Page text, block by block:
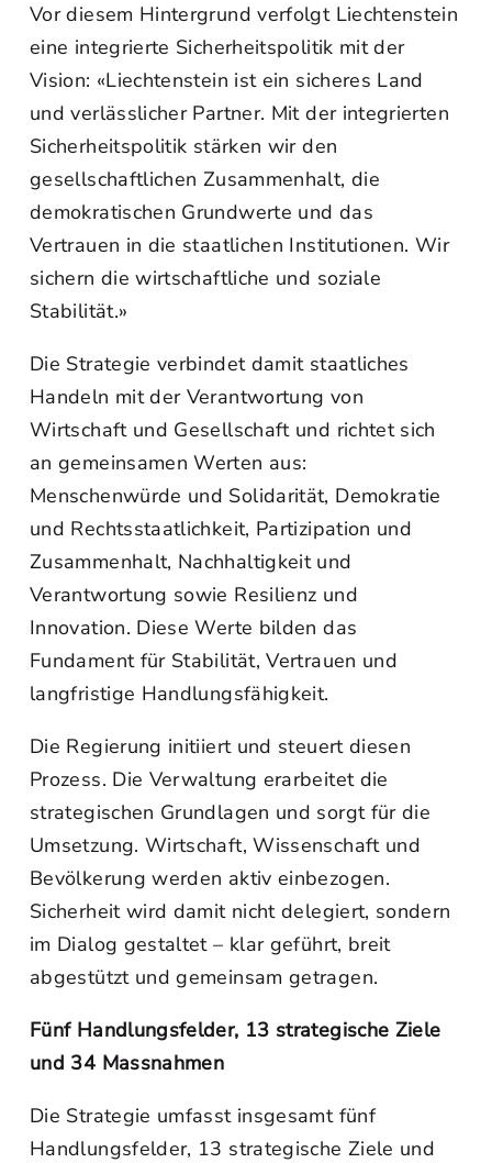
Vor diesem Hintergrund verfolgt Liechtenstein
eine integrierte Sicherheitspolitik mit der
Vision: «Liechtenstein ist ein sicheres Land
und verlässlicher Partner. Mit der integrierten
Sicherheitspolitik stärken wir den
gesellschaftlichen Zusammenhalt, die
demokratischen Grundwerte und das
Vertrauen in die staatlichen Institutionen. Wir
sichern die wirtschaftliche und soziale
Stabilität.»
Die Strategie verbindet damit staatliches
Handeln mit der Verantwortung von
Wirtschaft und Gesellschaft und richtet sich
an gemeinsamen Werten aus:
Menschenwürde und Solidarität, Demokratie
und Rechtsstaatlichkeit, Partizipation und
Zusammenhalt, Nachhaltigkeit und
Verantwortung sowie Resilienz und
Innovation. Diese Werte bilden das
Fundament für Stabilität, Vertrauen und
langfristige Handlungsfähigkeit.
Die Regierung initiiert und steuert diesen
Prozess. Die Verwaltung erarbeitet die
strategischen Grundlagen und sorgt für die
Umsetzung. Wirtschaft, Wissenschaft und
Bevölkerung werden aktiv einbezogen.
Sicherheit wird damit nicht delegiert, sondern
im Dialog gestaltet – klar geführt, breit
abgestützt und gemeinsam getragen.
Fünf Handlungsfelder, 13 strategische Ziele
und 34 Massnahmen
Die Strategie umfasst insgesamt fünf
Handlungsfelder, 13 strategische Ziele und